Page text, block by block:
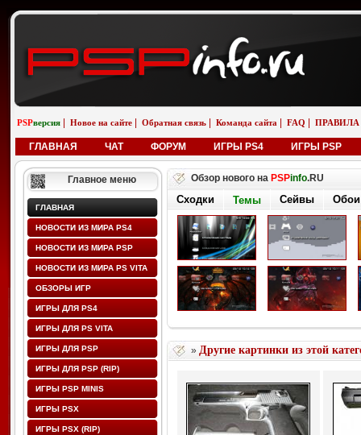
PSPверсия Новое на сайте Обратная связь Команда сайта FAQ ПРАВИЛА
ГЛАВНАЯ ЧАТ ФОРУМ ИГРЫ PS4 ИГРЫ PSP
Главное меню
ГЛАВНАЯ
НОВОСТИ ИЗ МИРА PS4
НОВОСТИ ИЗ МИРА PSP
НОВОСТИ ИЗ МИРА PS VITA
ОБЗОРЫ ИГР
ИГРЫ ДЛЯ PS4
ИГРЫ ДЛЯ PS VITA
ИГРЫ ДЛЯ PSP
ИГРЫ ДЛЯ PSP (RIP)
ИГРЫ PSP MINIS
ИГРЫ PSX
ИГРЫ PSX (RIP)
Обзор нового на PSPinfo.RU
Сходки Темы Сейвы Обои
» Другие картинки из этой